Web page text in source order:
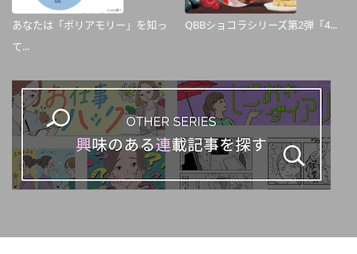
あなたは「ポリアモリー」を知っ
て...
QBBショコラシリーズ第2弾「4...